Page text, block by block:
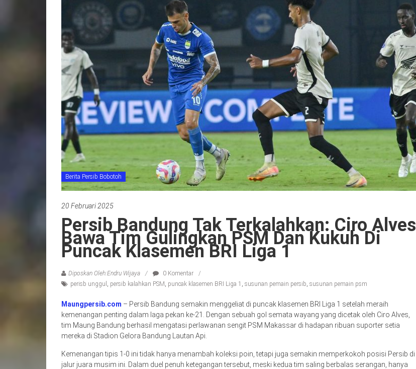
Berita Persib Bobotoh
20 Februari 2025
Persib Bandung Tak Terkalahkan: Ciro Alves
Bawa Tim Gulingkan PSM Dan Kukuh Di
Puncak Klasemen BRI Liga 1
Diposkan Oleh:Endru Wijaya
0 Komentar
perisb unggul , persib kalahkan PSM , puncak klasemen BRI Liga 1 , susunan pemain persib, susunan pemain psm
Maungpersib.com – Persib Bandung semakin menggeliat di puncak klasemen BRI Liga 1 setelah meraih
kemenangan penting dalam laga pekan ke-21. Dengan sebuah gol semata wayang yang dicetak oleh Ciro Alves,
tim Maung Bandung berhasil mengatasi perlawanan sengit PSM Makassar di hadapan ribuan suporter setia
mereka di Stadion Gelora Bandung Lautan Api.
Kemenangan tipis 1-0 ini tidak hanya menambah koleksi poin, tetapi juga semakin memperkokoh posisi Persib di
jalur juara musim ini. Dalam duel penuh ketegangan tersebut, meski kedua tim saling berbalas serangan, hanya